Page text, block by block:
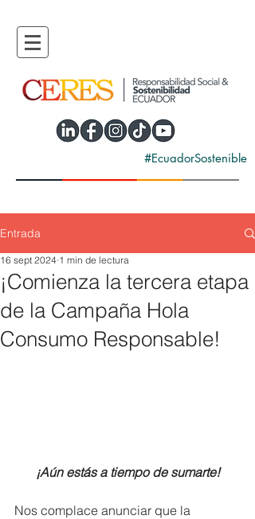
#EcuadorSostenible
Entrada
¡Comienza la tercera etapa
de la Campaña Hola
Consumo Responsable!
16 sept 2024 1 min de lectura
¡Aún estás a tiempo de sumarte!
Nos complace anunciar que la